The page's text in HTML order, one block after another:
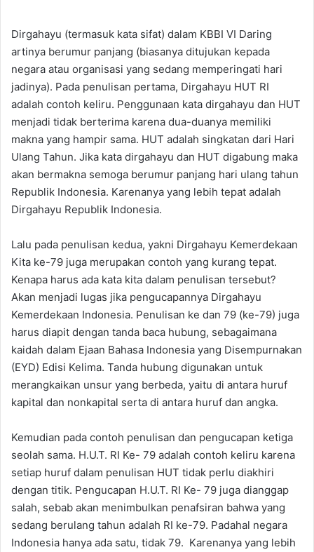
Dirgahayu (termasuk kata sifat) dalam KBBI VI Daring
artinya berumur panjang (biasanya ditujukan kepada
negara atau organisasi yang sedang memperingati hari
jadinya). Pada penulisan pertama, Dirgahayu HUT RI
adalah contoh keliru. Penggunaan kata dirgahayu dan HUT
menjadi tidak berterima karena dua-duanya memiliki
makna yang hampir sama. HUT adalah singkatan dari Hari
Ulang Tahun. Jika kata dirgahayu dan HUT digabung maka
akan bermakna semoga berumur panjang hari ulang tahun
Republik Indonesia. Karenanya yang lebih tepat adalah
Dirgahayu Republik Indonesia.
Lalu pada penulisan kedua, yakni Dirgahayu Kemerdekaan
Kita ke-79 juga merupakan contoh yang kurang tepat.
Kenapa harus ada kata kita dalam penulisan tersebut?
Akan menjadi lugas jika pengucapannya Dirgahayu
Kemerdekaan Indonesia. Penulisan ke dan 79 (ke-79) juga
harus diapit dengan tanda baca hubung, sebagaimana
kaidah dalam Ejaan Bahasa Indonesia yang Disempurnakan
(EYD) Edisi Kelima. Tanda hubung digunakan untuk
merangkaikan unsur yang berbeda, yaitu di antara huruf
kapital dan nonkapital serta di antara huruf dan angka.
Kemudian pada contoh penulisan dan pengucapan ketiga
seolah sama. H.U.T. RI Ke- 79 adalah contoh keliru karena
setiap huruf dalam penulisan HUT tidak perlu diakhiri
dengan titik. Pengucapan H.U.T. RI Ke- 79 juga dianggap
salah, sebab akan menimbulkan penafsiran bahwa yang
sedang berulang tahun adalah RI ke-79. Padahal negara
Indonesia hanya ada satu, tidak 79. Karenanya yang lebih